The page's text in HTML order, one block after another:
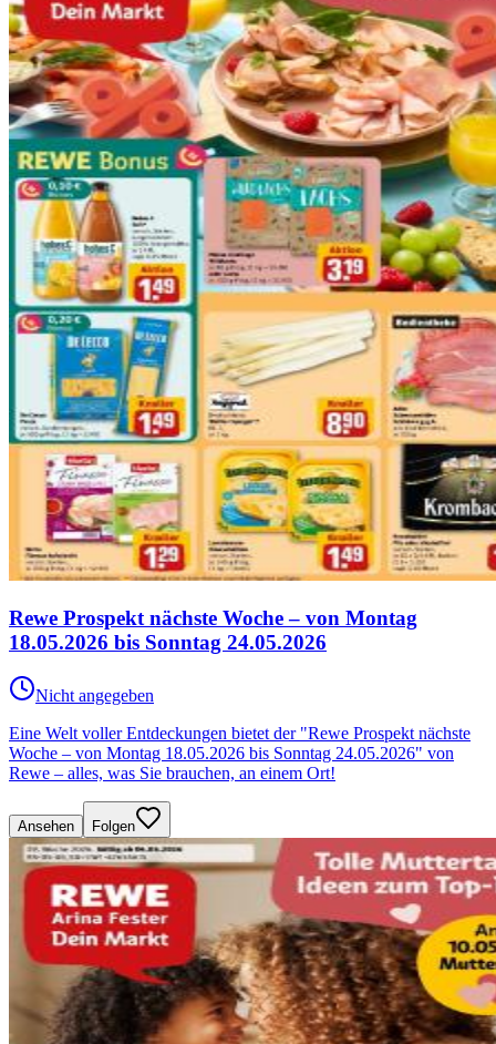
Rewe Prospekt nächste Woche – von Montag
18.05.2026 bis Sonntag 24.05.2026
Nicht angegeben
Eine Welt voller Entdeckungen bietet der "Rewe Prospekt nächste
Woche – von Montag 18.05.2026 bis Sonntag 24.05.2026" von
Rewe – alles, was Sie brauchen, an einem Ort!
Ansehen Folgen